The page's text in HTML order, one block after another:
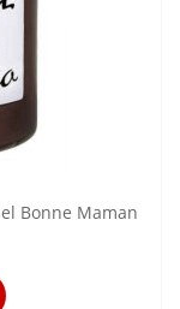
Bonne Maman